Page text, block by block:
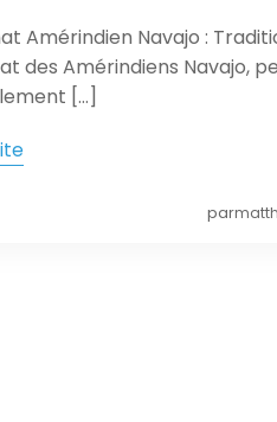
Amérindien Navajo :
des Amérindiens Navajo,
[…]
par